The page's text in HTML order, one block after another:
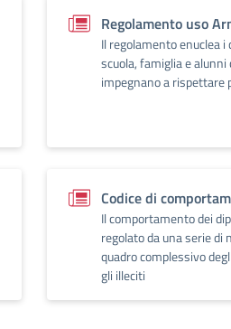
Regolamento uso
Il regolamento enuclea
scuola, famiglia e alunni
impegnano a rispettare
Codice di
Il comportamento dei
regolato da una serie di
quadro complessivo
gli illeciti